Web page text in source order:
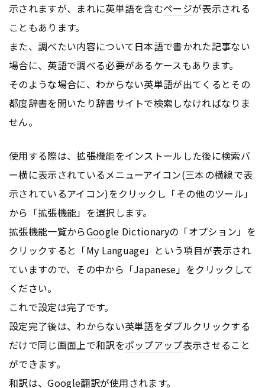
示されますが、まれに英単語を含むページが表示される
こともあります。
また、調べたい内容について日本語で書かれた記事ない
場合に、英語で調べる必要があるケースもあります。
そのような場合に、わからない英単語が出てくるとその
都度辞書を開いたり辞書サイトで検索しなければなりま
せん。
使用する際は、拡張機能をインストールした後に検索バ
ー横に表示されているメニューアイコン(三本の横線で表
示されているアイコン)をクリックし「その他のツール」
から「拡張機能」を選択します。
拡張機能一覧からGoogle Dictionaryの「オプション」を
クリックすると「My Language」という項目が表示され
ていますので、その中から「Japanese」をクリックして
ください。
これで設定は完了です。
設定完了後は、わからない英単語をダブルクリックする
だけで同じ画面上で和訳をポップアップ表示させること
ができます。
和訳は、Google翻訳が使用されます。